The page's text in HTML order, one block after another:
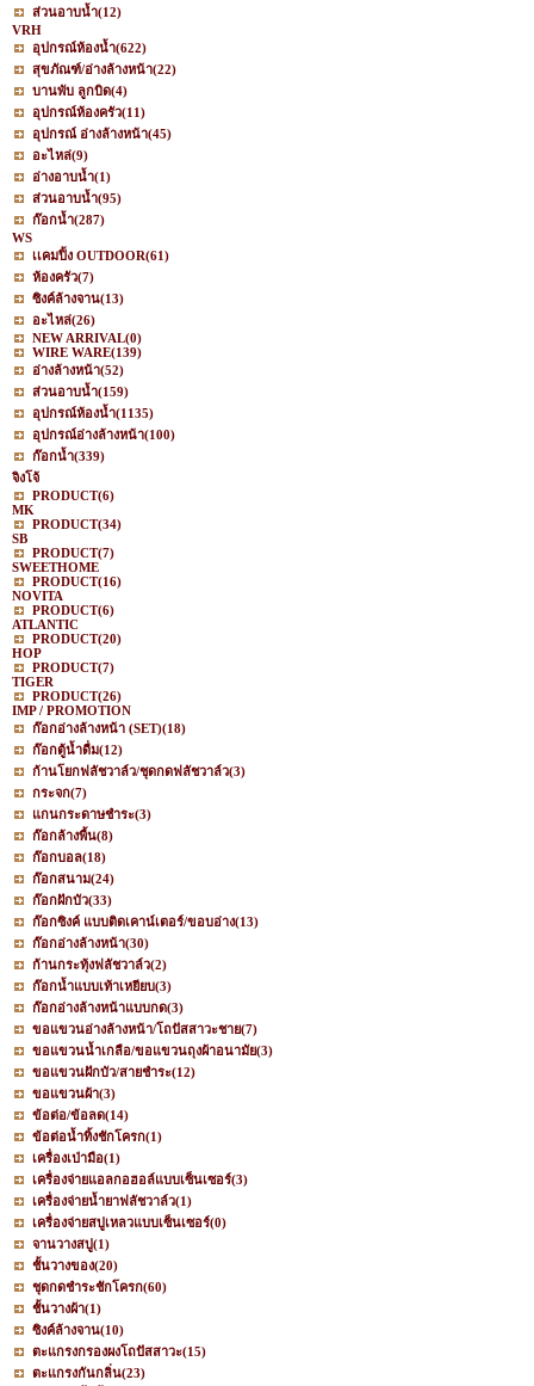
ส่วนอาบน้ำ(12)
VRH
อุปกรณ์ห้องน้ำ(622)
สุขภัณฑ์/อ่างล้างหน้า(22)
บานพับ ลูกบิด(4)
อุปกรณ์ห้องครัว(11)
อุปกรณ์ อ่างล้างหน้า(45)
อะไหล่(9)
อ่างอาบน้ำ(1)
ส่วนอาบน้ำ(95)
ก๊อกน้ำ(287)
WS
เเคมปิ้ง OUTDOOR(61)
ห้องครัว(7)
ซิงค์ล้างจาน(13)
อะไหล่(26)
NEW ARRIVAL(0)
WIRE WARE(139)
อ่างล้างหน้า(52)
ส่วนอาบน้ำ(159)
อุปกรณ์ห้องน้ำ(1135)
อุปกรณ์อ่างล้างหน้า(100)
ก๊อกน้ำ(339)
จิงโจ้
PRODUCT(6)
MK
PRODUCT(34)
SB
PRODUCT(7)
SWEETHOME
PRODUCT(16)
NOVITA
PRODUCT(6)
ATLANTIC
PRODUCT(20)
HOP
PRODUCT(7)
TIGER
PRODUCT(26)
IMP / PROMOTION
ก๊อกอ่างล้างหน้า (SET)(18)
ก๊อกตู้น้ำดื่ม(12)
ก้านโยกฟลัชวาล์ว/ชุดกดฟลัชวาล์ว(3)
กระจก(7)
แกนกระดาษชำระ(3)
ก๊อกล้างพื้น(8)
ก๊อกบอล(18)
ก๊อกสนาม(24)
ก๊อกฝักบัว(33)
ก๊อกซิงค์ แบบติดเคาน์เตอร์/ขอบอ่าง(13)
ก๊อกอ่างล้างหน้า(30)
ก้านกระทุ้งฟลัชวาล์ว(2)
ก๊อกน้ำแบบเท้าเหยียบ(3)
ก๊อกอ่างล้างหน้าแบบกด(3)
ขอแขวนอ่างล้างหน้า/โถปัสสาวะชาย(7)
ขอแขวนน้ำเกลือ/ขอแขวนถุงผ้าอนามัย(3)
ขอแขวนฝักบัว/สายชำระ(12)
ขอแขวนผ้า(3)
ข้อต่อ/ข้อลด(14)
ข้อต่อน้ำทิ้งชักโครก(1)
เครื่องเป่ามือ(1)
เครื่องจ่ายแอลกอฮอล์แบบเซ็นเซอร์(3)
เครื่องจ่ายน้ำยาฟลัชวาล์ว(1)
เครื่องจ่ายสบู่เหลวแบบเซ็นเซอร์(0)
จานวางสบู่(1)
ชั้นวางของ(20)
ชุดกดชำระชักโครก(60)
ชั้นวางผ้า(1)
ซิงค์ล้างจาน(10)
ตะแกรงกรองผงโถปัสสาวะ(15)
ตะแกรงกันกลิ่น(23)